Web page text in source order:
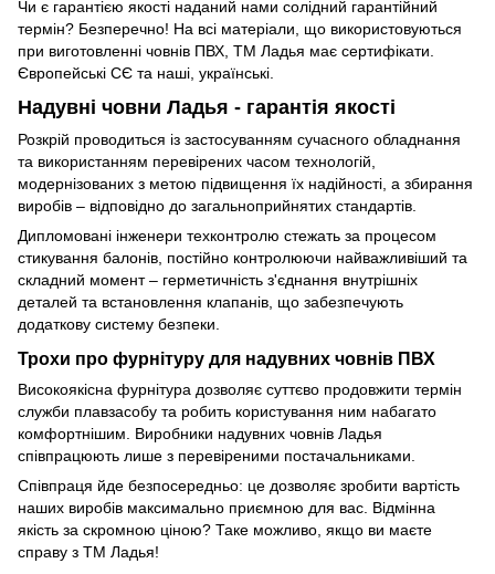
Чи є гарантією якості наданий нами солідний гарантійний
термін? Безперечно! На всі матеріали, що використовуються
при виготовленні човнів ПВХ, ТМ Ладья має сертифікати.
Європейські СЄ та наші, українські.
Надувні човни Ладья - гарантія якості
Розкрій проводиться із застосуванням сучасного обладнання
та використанням перевірених часом технологій,
модернізованих з метою підвищення їх надійності, а збирання
виробів – відповідно до загальноприйнятих стандартів.
Дипломовані інженери техконтролю стежать за процесом
стикування балонів, постійно контролюючи найважливіший та
складний момент – герметичність з'єднання внутрішніх
деталей та встановлення клапанів, що забезпечують
додаткову систему безпеки.
Трохи про фурнітуру для надувних човнів ПВХ
Високоякісна фурнітура дозволяє суттєво продовжити термін
служби плавзасобу та робить користування ним набагато
комфортнішим. Виробники надувних човнів Ладья
співпрацюють лише з перевіреними постачальниками.
Співпраця йде безпосередньо: це дозволяє зробити вартість
наших виробів максимально приємною для вас. Відмінна
якість за скромною ціною? Таке можливо, якщо ви маєте
справу з ТМ Ладья!